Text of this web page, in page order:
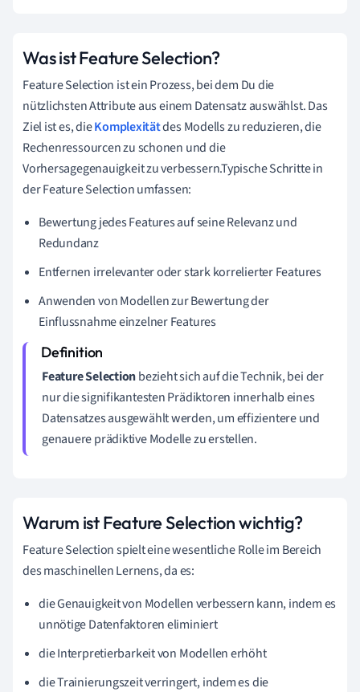
Was ist Feature Selection?
Feature Selection ist ein Prozess, bei dem Du die
nützlichsten Attribute aus einem Datensatz auswählst. Das
Ziel ist es, dieKomplexitätdes Modells zu reduzieren, die
Rechenressourcen zu schonen und die
Vorhersagegenauigkeit zu verbessern.Typische Schritte in
der Feature Selection umfassen:
Bewertung jedes Features auf seine Relevanz und
Redundanz
Entfernen irrelevanter oder stark korrelierter Features
Anwenden von Modellen zur Bewertung der
Einflussnahme einzelner Features
Feature Selectionbezieht sich auf die Technik, bei der
nur die signifikantesten Prädiktoren innerhalb eines
Datensatzes ausgewählt werden, um effizientere und
genauere prädiktive Modelle zu erstellen.
Warum ist Feature Selection wichtig?
Feature Selection spielt eine wesentliche Rolle im Bereich
des maschinellen Lernens, da es:
die Genauigkeit von Modellen verbessern kann, indem es
unnötige Datenfaktoren eliminiert
die Interpretierbarkeit von Modellen erhöht
die Trainierungszeit verringert, indem es die